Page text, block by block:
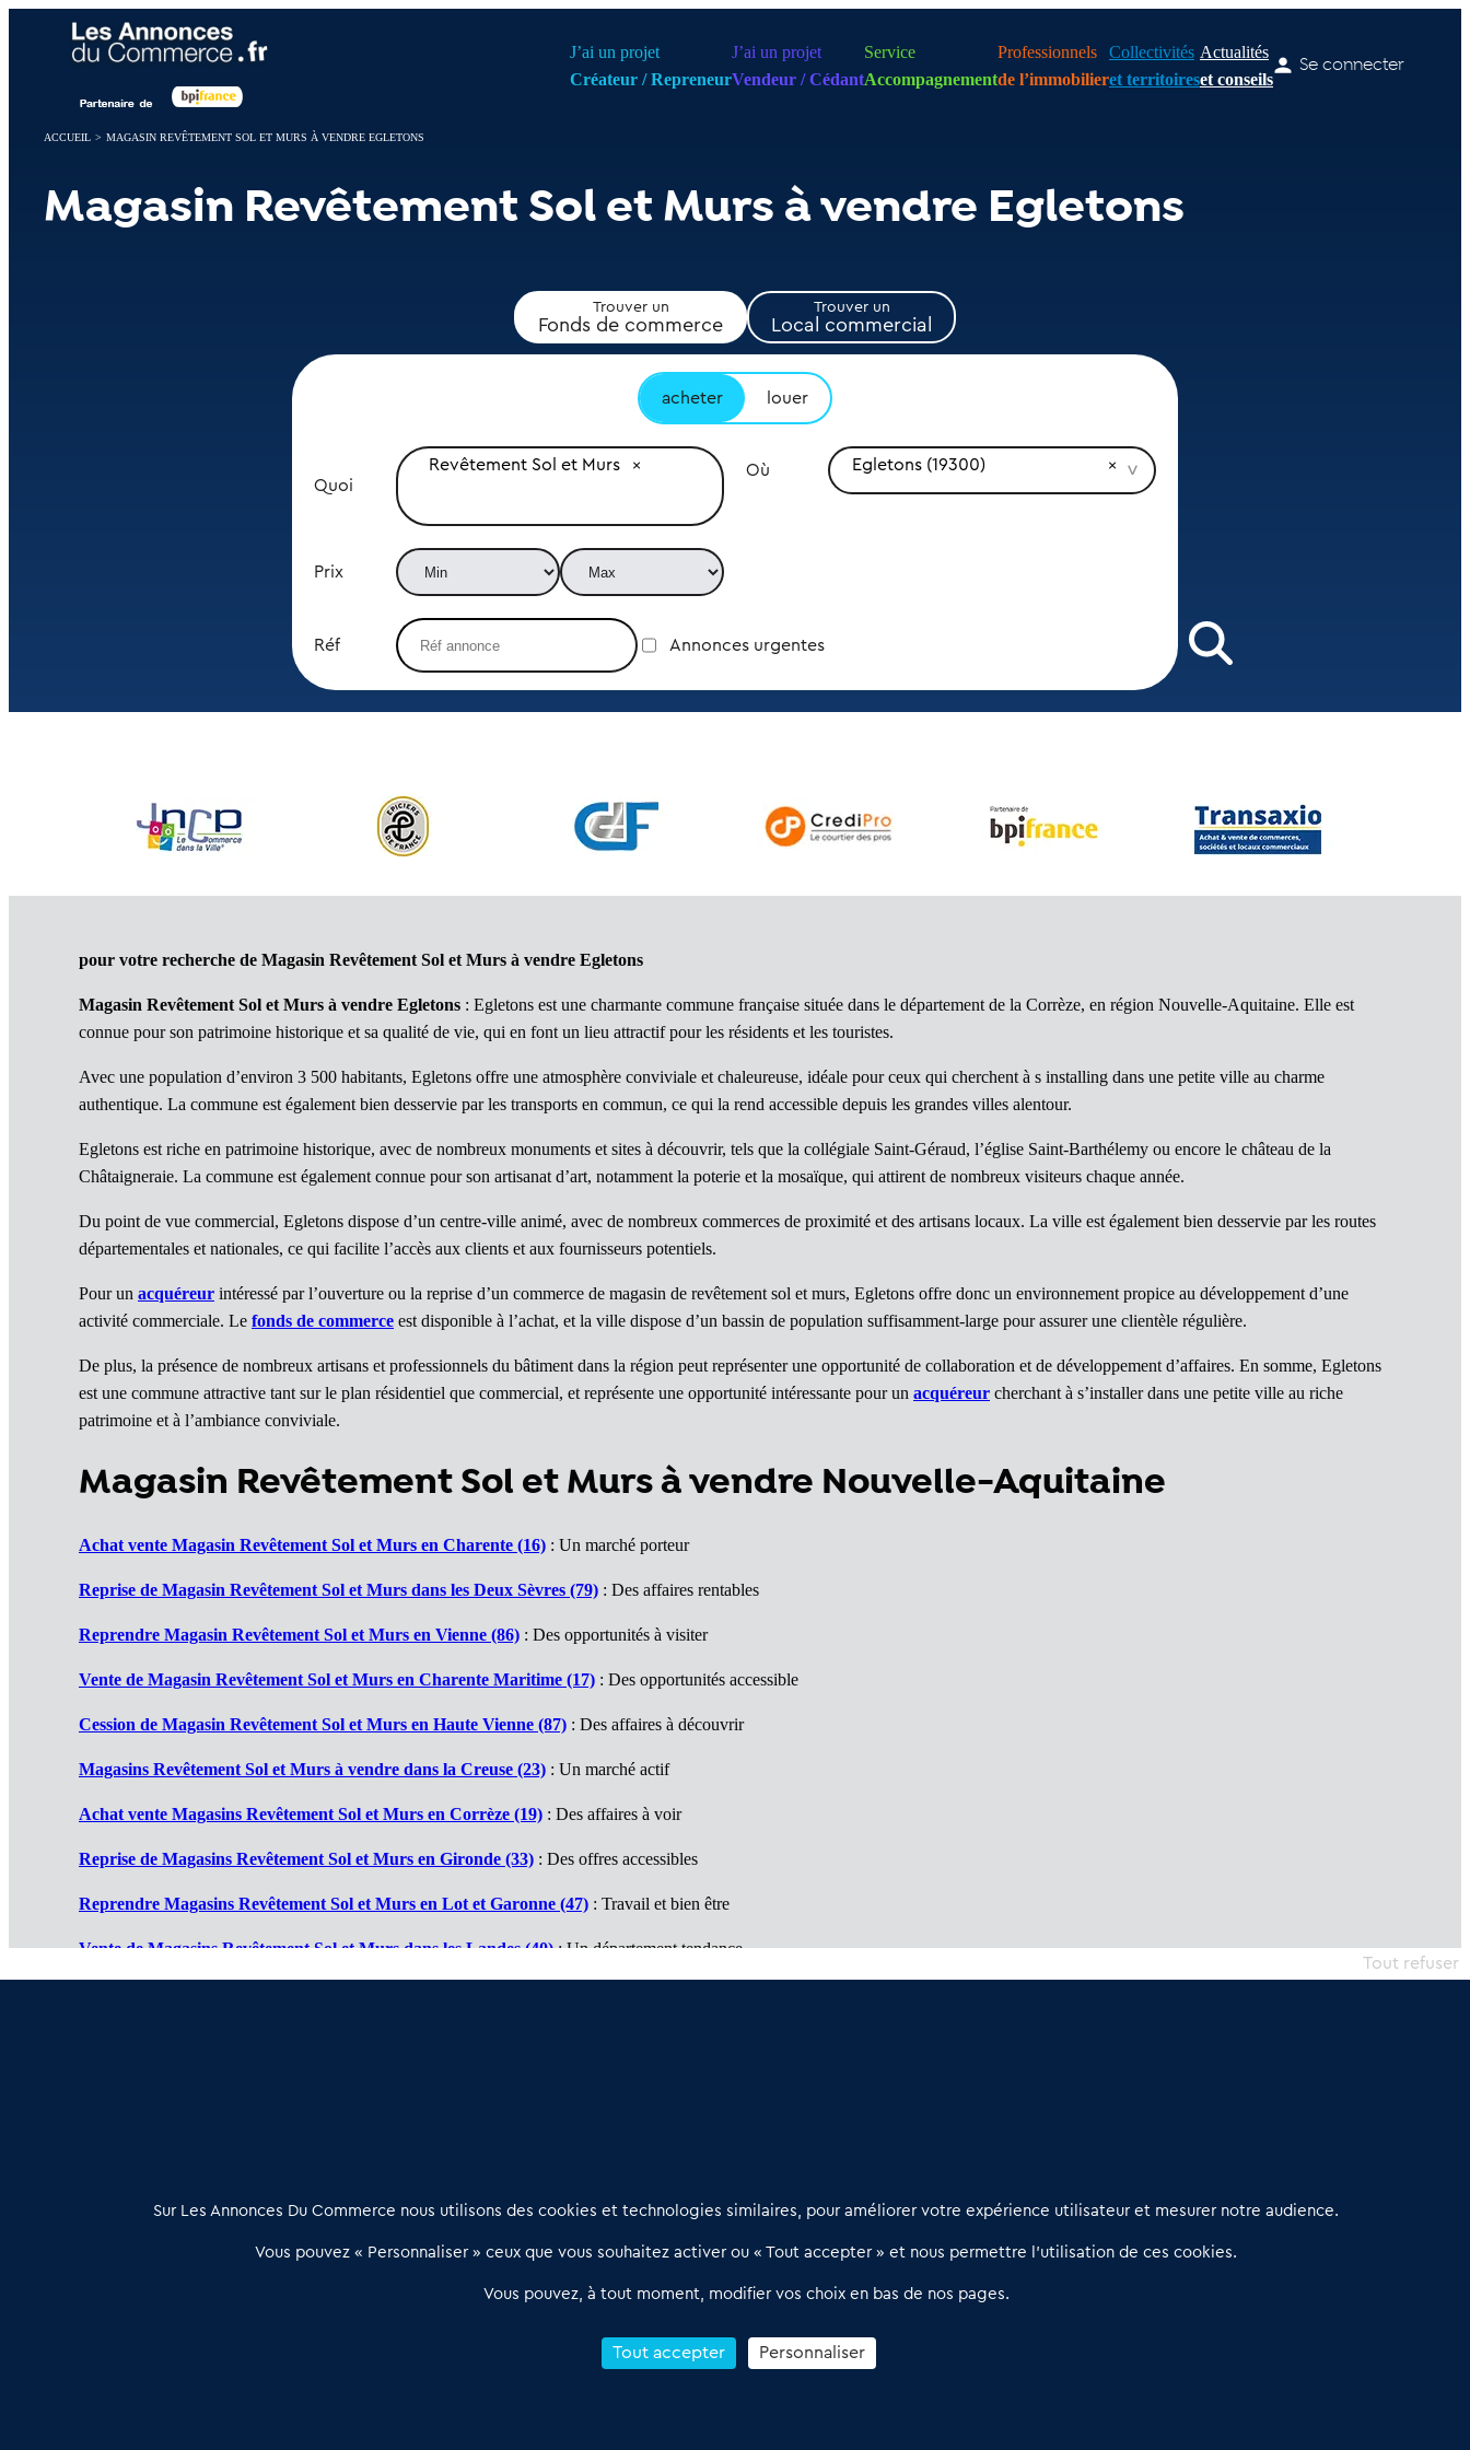
J’ai un projet
Créateur / Repreneur
J’ai un projet
Vendeur / Cédant
Service
Accompagnement
Professionnels
de l’immobilier
Collectivités
et territoires
Actualités
et conseils
Se connecter
ACCUEIL > MAGASIN REVÊTEMENT SOL ET MURS À VENDRE EGLETONS
Magasin Revêtement Sol et Murs à vendre Egletons
Trouver un
Fonds de commerce
Trouver un
Local commercial
acheter louer
Quoi
Revêtement Sol et Murs Où Egletons (19300)
Prix
Réf Annonces urgentes
pour votre recherche de Magasin Revêtement Sol et Murs à vendre Egletons
Magasin Revêtement Sol et Murs à vendre Egletons : Egletons est une charmante commune française située dans le département de la Corrèze, en région Nouvelle-Aquitaine. Elle est
connue pour son patrimoine historique et sa qualité de vie, qui en font un lieu attractif pour les résidents et les touristes.
Avec une population d’environ 3 500 habitants, Egletons offre une atmosphère conviviale et chaleureuse, idéale pour ceux qui cherchent à s installing dans une petite ville au charme
authentique. La commune est également bien desservie par les transports en commun, ce qui la rend accessible depuis les grandes villes alentour.
Egletons est riche en patrimoine historique, avec de nombreux monuments et sites à découvrir, tels que la collégiale Saint-Géraud, l’église Saint-Barthélemy ou encore le château de la
Châtaigneraie. La commune est également connue pour son artisanat d’art, notamment la poterie et la mosaïque, qui attirent de nombreux visiteurs chaque année.
Du point de vue commercial, Egletons dispose d’un centre-ville animé, avec de nombreux commerces de proximité et des artisans locaux. La ville est également bien desservie par les routes
départementales et nationales, ce qui facilite l’accès aux clients et aux fournisseurs potentiels.
Pour un acquéreur intéressé par l’ouverture ou la reprise d’un commerce de magasin de revêtement sol et murs, Egletons offre donc un environnement propice au développement d’une
activité commerciale. Le fonds de commerce est disponible à l’achat, et la ville dispose d’un bassin de population suffisamment-large pour assurer une clientèle régulière.
De plus, la présence de nombreux artisans et professionnels du bâtiment dans la région peut représenter une opportunité de collaboration et de développement d’affaires. En somme, Egletons
est une commune attractive tant sur le plan résidentiel que commercial, et représente une opportunité intéressante pour un acquéreur cherchant à s’installer dans une petite ville au riche
patrimoine et à l’ambiance conviviale.
Magasin Revêtement Sol et Murs à vendre Nouvelle-Aquitaine
Achat vente Magasin Revêtement Sol et Murs en Charente (16) : Un marché porteur
Reprise de Magasin Revêtement Sol et Murs dans les Deux Sèvres (79) : Des affaires rentables
Reprendre Magasin Revêtement Sol et Murs en Vienne (86) : Des opportunités à visiter
Vente de Magasin Revêtement Sol et Murs en Charente Maritime (17) : Des opportunités accessible
Cession de Magasin Revêtement Sol et Murs en Haute Vienne (87) : Des affaires à découvrir
Magasins Revêtement Sol et Murs à vendre dans la Creuse (23) : Un marché actif
Achat vente Magasins Revêtement Sol et Murs en Corrèze (19) : Des affaires à voir
Reprise de Magasins Revêtement Sol et Murs en Gironde (33) : Des offres accessibles
Reprendre Magasins Revêtement Sol et Murs en Lot et Garonne (47) : Travail et bien être
Vente de Magasins Revêtement Sol et Murs dans les Landes (40): Un département tendance
relation qualifiée conçu pour les acteurs de l’immobilier commercial
02 54 56 03 17
Contactez-nous
Notre solution
Offres Pro
Qui sommes nous ?
Petitscommerces : Un partenariat au service du commerce de
Panneau de gestion des cookies
Sur Les Annonces Du Commerce nous utilisons des cookies et technologies similaires, pour améliorer votre expérience utilisateur et mesurer notre audience.
Vous pouvez « Personnaliser » ceux que vous souhaitez activer ou « Tout accepter » et nous permettre l’utilisation de ces cookies.
Vous pouvez, à tout moment, modifier vos choix en bas de nos pages.
Tout accepter
Tout refuser
Personnaliser